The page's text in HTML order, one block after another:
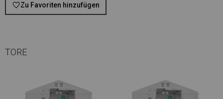
Zu Favoriten hinzufügen
TORE